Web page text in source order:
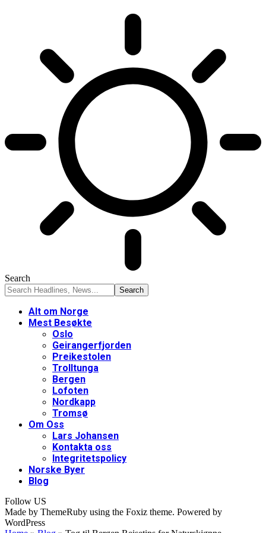
Search
Alt om Norge
Mest Besøkte
Oslo
Geirangerfjorden
Preikestolen
Trolltunga
Bergen
Lofoten
Nordkapp
Tromsø
Om Oss
Lars Johansen
Kontakta oss
Integritetspolicy
Norske Byer
Blog
Follow US
Made by ThemeRuby using the Foxiz theme. Powered by
WordPress